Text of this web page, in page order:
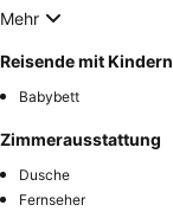
Mehr
Reisende mit Kindern
Babybett
Zimmerausstattung
Dusche
Fernseher